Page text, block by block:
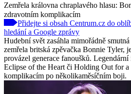
Zemřela královna chraplavého hlasu:
zdravotním komplikacím
Přidejte si obsah Centrum.cz do
hledání a Google zprávy
Hudební svět zasáhla mimořádně
zemřela britská zpěvačka Bonnie Tyler,
provázel generace fanoušků.
Eclipse of the Heart či Holding Out for
komplikacím po několikaměsíčním boji.